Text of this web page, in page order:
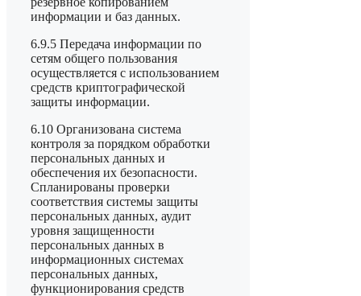
информации и баз данных.
6.9.5 Передача информации по
сетям общего пользования
осуществляется с использованием
средств криптографической
защиты информации.
6.10 Организована система
контроля за порядком обработки
персональных данных и
обеспечения их безопасности.
Спланированы проверки
соответствия системы защиты
персональных данных, аудит
уровня защищенности
персональных данных в
информационных системах
персональных данных,
функционирования средств